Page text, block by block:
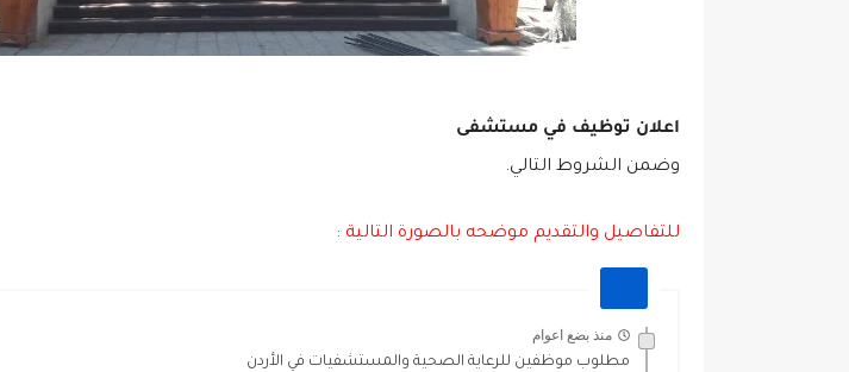
اعلان توظيف في مستشفى
وضمن الشروط التالي.
للتفاصيل والتقديم موضحه بالصورة التالية :
منذ بضع اعوام
مطلوب موظفين للرعاية الصحية والمستشفيات في الأردن